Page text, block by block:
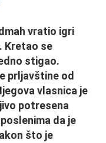
vratio igri
Kretao se
stigao.
prljavštine od
vlasnica je
potresena
da je
što je